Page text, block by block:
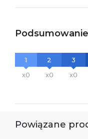
Podsumowanie
1
x0
2
x0
3
x0
Powiązane